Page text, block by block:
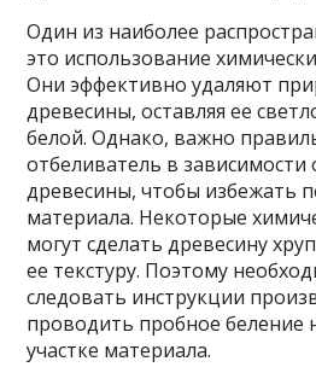
Один из наиболее
это использование
Они эффективно удаляют
древесины, оставляя ее
белой. Однако, важно
отбеливатель в
древесины, чтобы избежать
материала. Некоторые
могут сделать древесину
ее текстуру. Поэтому
следовать инструкции
проводить пробное беление
участке материала.